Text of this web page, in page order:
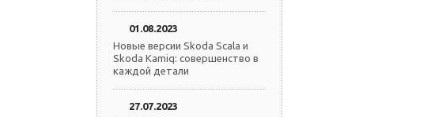
01.08.2023
Новые версии Skoda Scala и
Skoda Kamiq: совершенство в
каждой детали
27.07.2023